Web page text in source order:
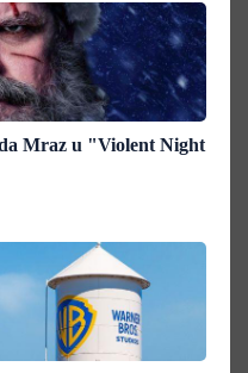
Mraz u "Violent Night